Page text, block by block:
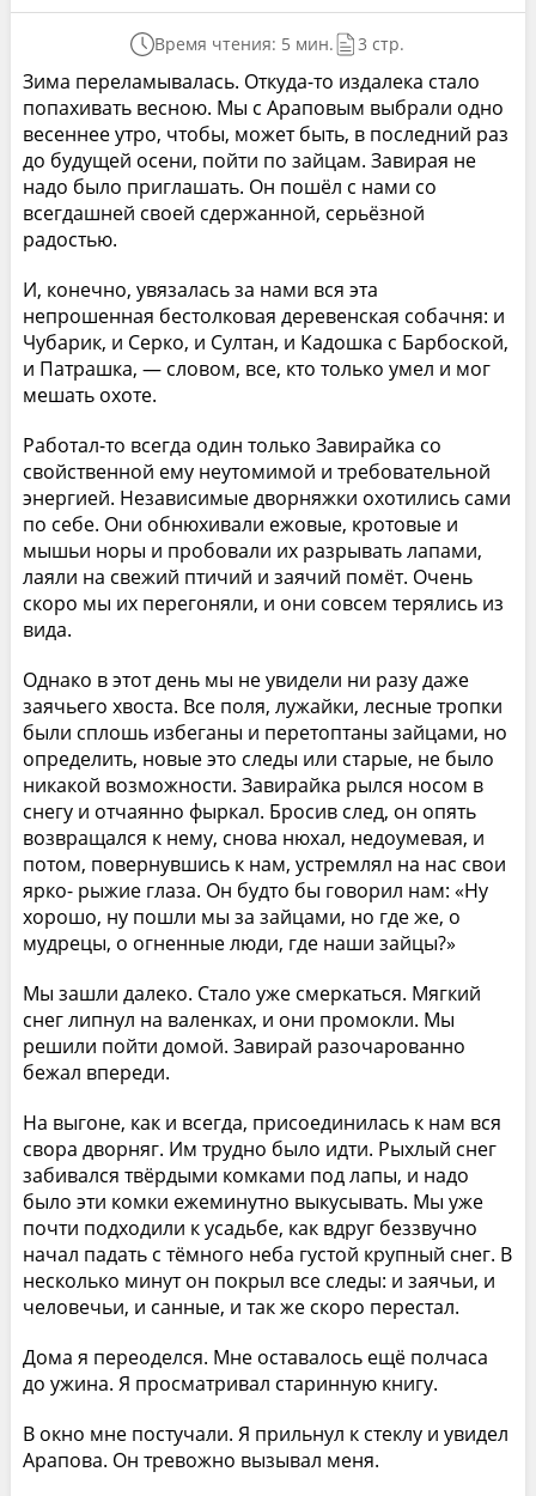
Время чтения: 5 мин. 3 стр.
Зима переламывалась. Откуда-то издалека стало
попахивать весною. Мы с Араповым выбрали одно
весеннее утро, чтобы, может быть, в последний раз
до будущей осени, пойти по зайцам. Завирая не
надо было приглашать. Он пошёл с нами со
всегдашней своей сдержанной, серьёзной
радостью.
И, конечно, увязалась за нами вся эта
непрошенная бестолковая деревенская собачня: и
Чубарик, и Серко, и Султан, и Кадошка с Барбоской,
и Патрашка, — словом, все, кто только умел и мог
мешать охоте.
Работал-то всегда один только Завирайка со
свойственной ему неутомимой и требовательной
энергией. Независимые дворняжки охотились сами
по себе. Они обнюхивали ежовые, кротовые и
мышьи норы и пробовали их разрывать лапами,
лаяли на свежий птичий и заячий помёт. Очень
скоро мы их перегоняли, и они совсем терялись из
вида.
Однако в этот день мы не увидели ни разу даже
заячьего хвоста. Все поля, лужайки, лесные тропки
были сплошь избеганы и перетоптаны зайцами, но
определить, новые это следы или старые, не было
никакой возможности. Завирайка рылся носом в
снегу и отчаянно фыркал. Бросив след, он опять
возвращался к нему, снова нюхал, недоумевая, и
потом, повернувшись к нам, устремлял на нас свои
ярко- рыжие глаза. Он будто бы говорил нам: «Ну
хорошо, ну пошли мы за зайцами, но где же, о
мудрецы, о огненные люди, где наши зайцы?»
Мы зашли далеко. Стало уже смеркаться. Мягкий
снег липнул на валенках, и они промокли. Мы
решили пойти домой. Завирай разочарованно
бежал впереди.
На выгоне, как и всегда, присоединилась к нам вся
свора дворняг. Им трудно было идти. Рыхлый снег
забивался твёрдыми комками под лапы, и надо
было эти комки ежеминутно выкусывать. Мы уже
почти подходили к усадьбе, как вдруг беззвучно
начал падать с тёмного неба густой крупный снег. В
несколько минут он покрыл все следы: и заячьи, и
человечьи, и санные, и так же скоро перестал.
Дома я переоделся. Мне оставалось ещё полчаса
до ужина. Я просматривал старинную книгу.
В окно мне постучали. Я прильнул к стеклу и увидел
Арапова. Он тревожно вызывал меня.